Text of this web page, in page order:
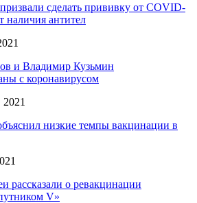
сделать прививку от COVID-
наличия антител
и Владимир Кузьмин
с коронавирусом
низкие темпы вакцинации в
рассказали о ревакцинации
V»